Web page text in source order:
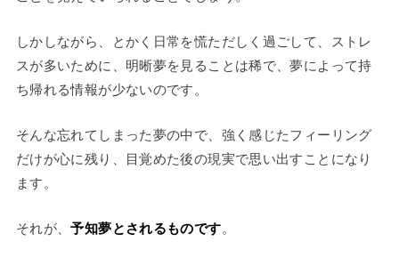
しかしながら、とかく日常を慌ただしく過ごして、ストレ
スが多いために、明晰夢を見ることは稀で、夢によって持
ち帰れる情報が少ないのです。
そんな忘れてしまった夢の中で、強く感じたフィーリング
だけが心に残り、目覚めた後の現実で思い出すことになり
ます。
それが、予知夢とされるものです。